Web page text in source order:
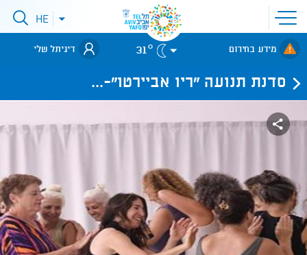
פתיחת
תפריט
אתר
לאתר עיריית
תל-אביב
פתיחתHE
מידע בחירום 31° דיגיתל שלי
סדנת תנועה "ריו אביירטו"-...